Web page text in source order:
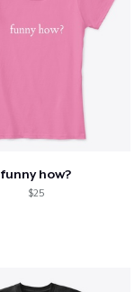
funny how?
$25